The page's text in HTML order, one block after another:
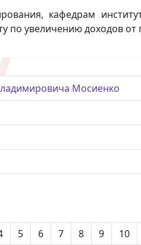
кафедрам
по увеличению доходов
Мосиенко
5 6 7 8 9 10